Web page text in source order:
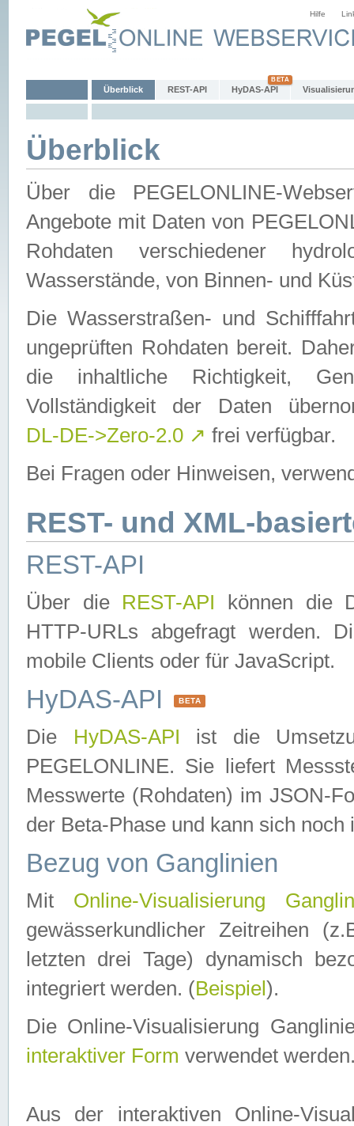
Hilfe
Überblick REST-API HyDAS-API
Überblick
Über die PEGELONLINE-
Angebote mit Daten von
Rohdaten verschiedener
Wasserstände, von Binnen- und
Die Wasserstraßen- und
ungeprüften Rohdaten bereit.
die inhaltliche Richtigkeit,
Vollständigkeit der Daten
DL-DE->Zero-2.0 ↗ frei verfügbar.
Bei Fragen oder Hinweisen,
REST- und XML-
REST-API
Über die REST-API können die
HTTP-URLs abgefragt werden.
mobile Clients oder für JavaScript.
HyDAS-API BETA
Die HyDAS-API ist die
PEGELONLINE. Sie liefert
Messwerte (Rohdaten) im JSON-
der Beta-Phase und kann sich noch
Bezug von Ganglinien
Mit Online-Visualisierung
gewässerkundlicher Zeitreihen
letzten drei Tage) dynamisch
integriert werden. (Beispiel ).
Die Online-Visualisierung
interaktiver Form verwendet
Aus der interaktiven Online-